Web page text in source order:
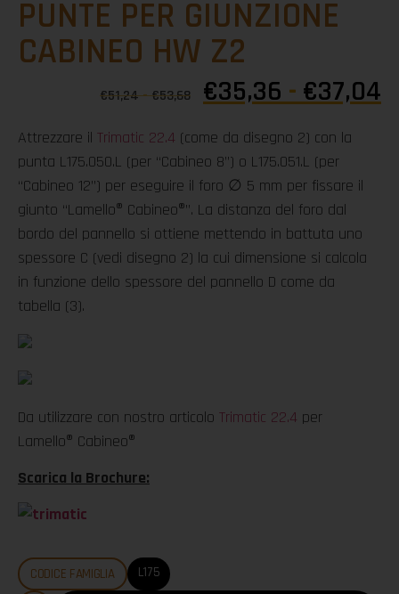
PUNTE PER GIUNZIONE
CABINEO HW Z2
€51,24-€53,68 €35,36 - €37,04
Attrezzare il Trimatic 22.4 (come da disegno 2) con la
punta L175.050.L (per “Cabineo 8”) o L175.051.L (per
“Cabineo 12”) per eseguire il foro ∅ 5 mm per fissare il
giunto “Lamello® Cabineo®”. La distanza del foro dal
bordo del pannello si ottiene mettendo in battuta uno
spessore C (vedi disegno 2) la cui dimensione si calcola
in funzione dello spessore del pannello D come da
tabella (3).
Da utilizzare con nostro articolo Trimatic 22.4 per
Lamello® Cabineo®
Scarica la Brochure:
CODICE FAMIGLIA L175